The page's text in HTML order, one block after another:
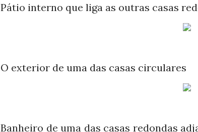
Pátio interno que liga as outras casas
O exterior de uma das casas circulares
Banheiro de uma das casas redondas